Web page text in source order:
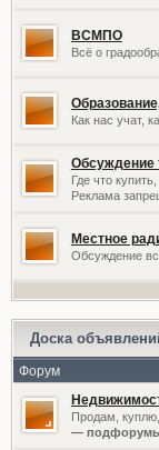
ВСМПО
Всё о
Как нас учат,
Обсуждение
Где что
Реклама
Местное
Обсуждение
Доска
Форум
Продам,
—